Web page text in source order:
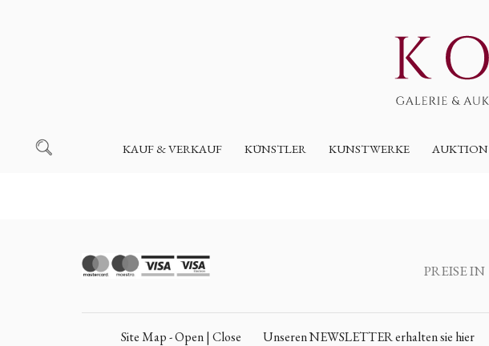
KAUF & VERKAUF KÜNSTLER KUNSTWERKE AUKTION
PREISE IN
Site Map - Open | Close Unseren NEWSLETTER erhalten sie hier